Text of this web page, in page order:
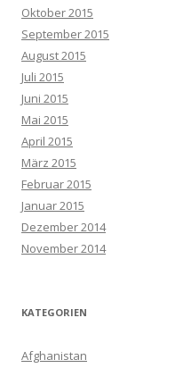
Oktober 2015
September 2015
August 2015
Juli 2015
Juni 2015
Mai 2015
April 2015
März 2015
Februar 2015
Januar 2015
Dezember 2014
November 2014
KATEGORIEN
Afghanistan